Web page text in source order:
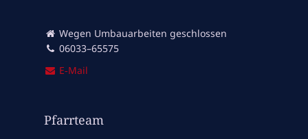
Wegen Umbauarbeiten geschlossen
06033–65575
E‑Mail
Pfarrteam